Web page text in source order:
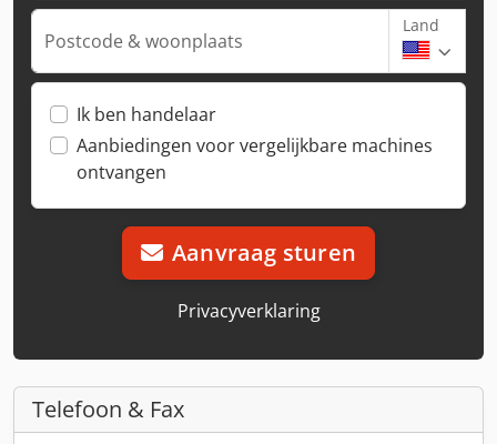
Postcode & woonplaats
Land
Ik ben handelaar
Aanbiedingen voor vergelijkbare machines
ontvangen
Aanvraag sturen
Privacyverklaring
Telefoon & Fax